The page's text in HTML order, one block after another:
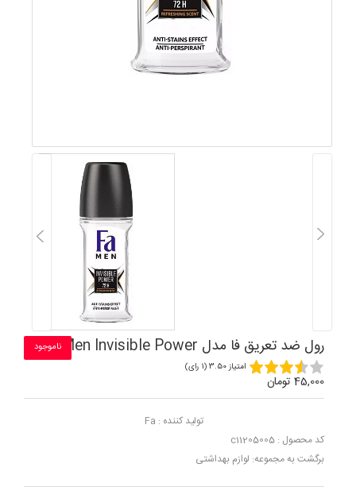
رول ضد تعریق فا مدل Men Invisible Power ناموجود
امتیاز 3.50 (1 رای)
45,000 تومان
تولید کننده : Fa
کد محصول : c11205005
برگشت به مجموعه: لوازم بهداشتی